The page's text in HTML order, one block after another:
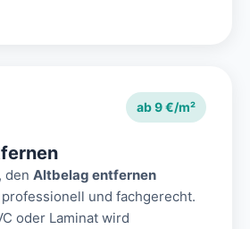
ab 9 €/m²
den Altbelag entfernen
professionell und fachgerecht.
oder Laminat wird